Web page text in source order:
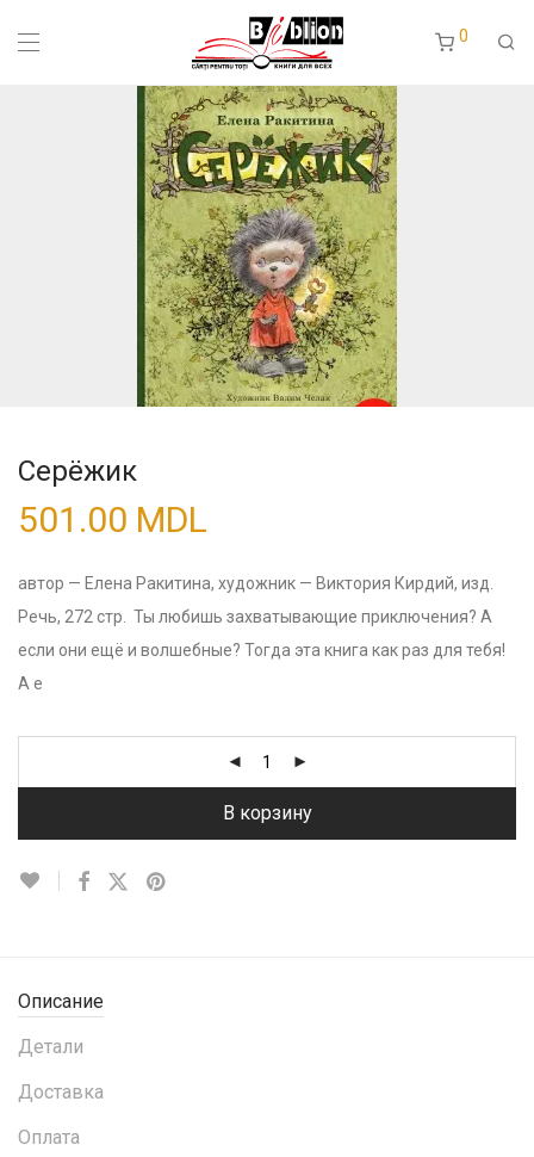
0
Серёжик
501.00 MDL
автор — Елена Ракитина, художник — Виктория Кирдий, изд.
Речь, 272 стр. Ты любишь захватывающие приключения? А
если они ещё и волшебные? Тогда эта книга как раз для тебя!
А е
В корзину
Описание
Детали
Доставка
Оплата